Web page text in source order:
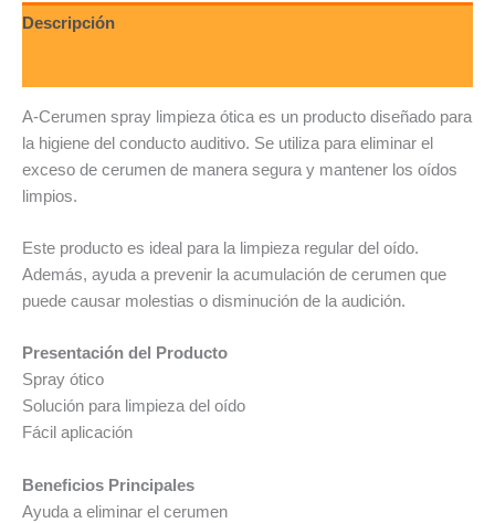
Descripción
A-Cerumen spray limpieza ótica es un producto diseñado para
la higiene del conducto auditivo. Se utiliza para eliminar el
exceso de cerumen de manera segura y mantener los oídos
limpios.
Este producto es ideal para la limpieza regular del oído.
Además, ayuda a prevenir la acumulación de cerumen que
puede causar molestias o disminución de la audición.
Presentación del Producto
Spray ótico
Solución para limpieza del oído
Fácil aplicación
Beneficios Principales
Ayuda a eliminar el cerumen